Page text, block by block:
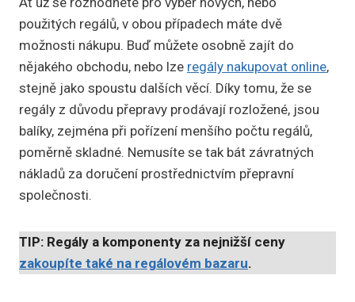
použitých regálů, v obou případech máte dvě
možnosti nákupu. Buď můžete osobně zajít do
nějakého obchodu, nebo lze regály nakupovat online,
stejně jako spoustu dalších věcí. Díky tomu, že se
regály z důvodu přepravy prodávají rozložené, jsou
balíky, zejména při pořízení menšího počtu regálů,
poměrně skladné. Nemusíte se tak bát závratných
nákladů za doručení prostřednictvím přepravní
společnosti.
TIP: Regály a komponenty za nejnižší ceny
zakoupíte také na regálovém bazaru.